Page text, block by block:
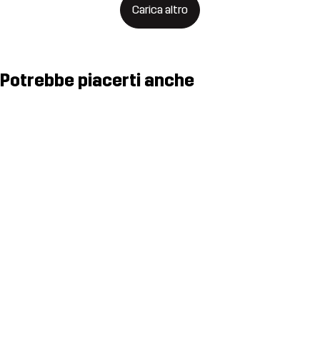
Carica altro
Potrebbe piacerti anche